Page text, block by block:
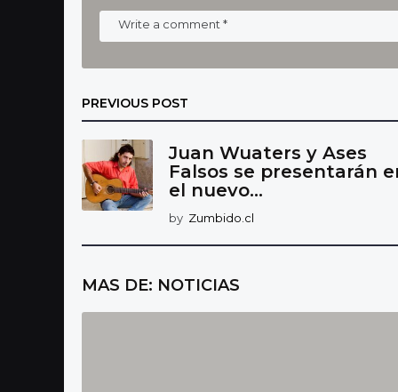
PREVIOUS POST
Juan Wuaters y Ases
Falsos se presentarán
el nuevo...
by Zumbido.cl
MAS DE: NOTICIAS